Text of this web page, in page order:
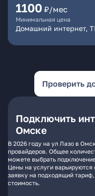
1100 ₽/мес
Минимальная цена
Домашний интернет,
Проверить
Подключить
Омске
В 2026 году на ул Лазо в
провайдеров. Общее
можете выбрать
Цены на услуги варьируются
заявку на подходящий
стоимость.